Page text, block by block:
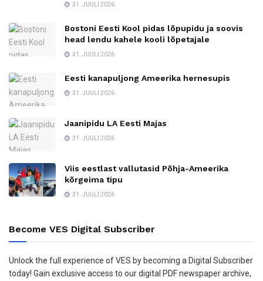
31. JUULI 2026
Bostoni Eesti Kool pidas lõpupidu ja soovis
head lendu kahele kooli lõpetajale
31. JUULI 2026
Eesti kanapuljong Ameerika hernesupis
31. JUULI 2026
Jaanipidu LA Eesti Majas
31. JUULI 2026
Viis eestlast vallutasid Põhja-Ameerika
kõrgeima tipu
31. JUULI 2026
Become VES Digital Subscriber
Unlock the full experience of VES by becoming a Digital Subscriber
today! Gain exclusive access to our digital PDF newspaper archive,